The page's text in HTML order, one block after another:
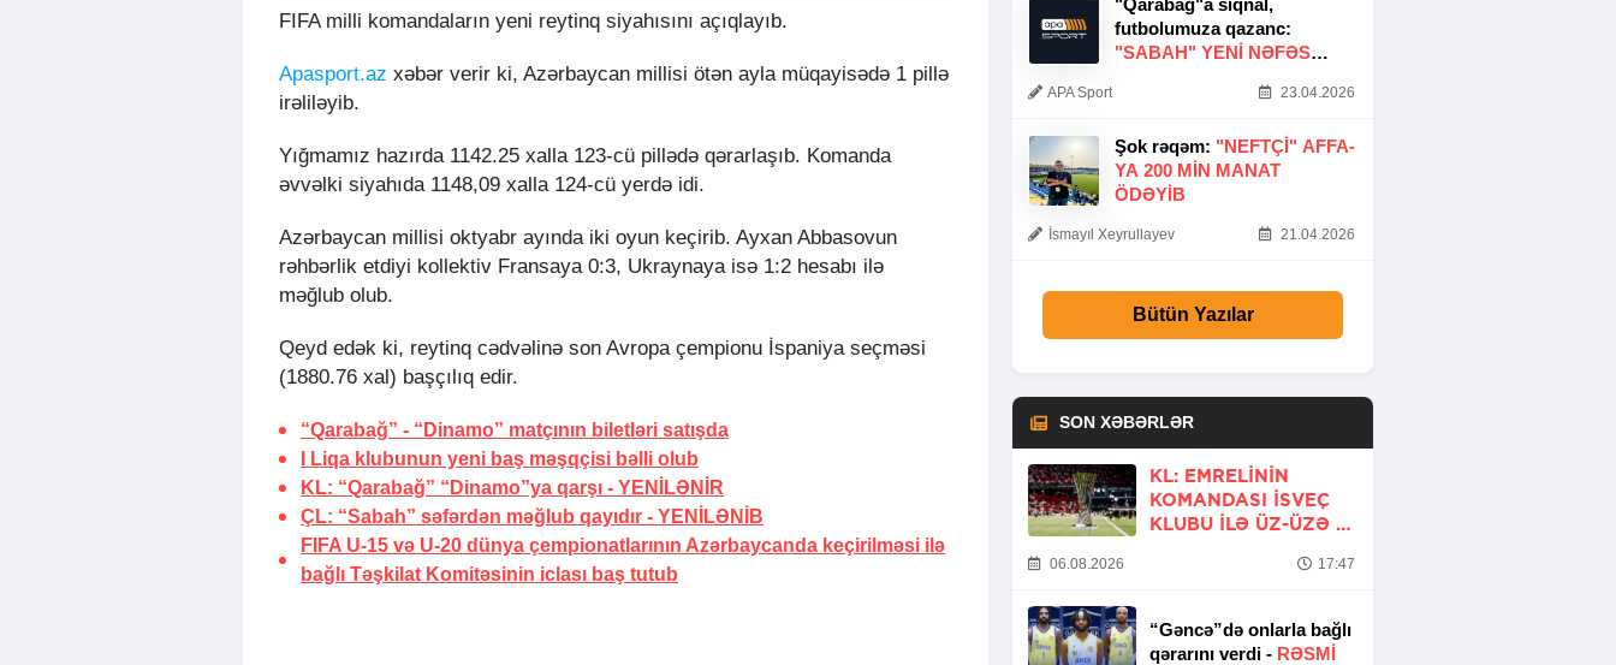
FIFA milli komandaların yeni reytinq siyahısını açıqlayıb.
Apasport.az xəbər verir ki, Azərbaycan millisi ötən ayla müqayisədə 1 pillə
irəliləyib.
Yığmamız hazırda 1142.25 xalla 123-cü pillədə qərarlaşıb. Komanda
əvvəlki siyahıda 1148,09 xalla 124-cü yerdə idi.
Azərbaycan millisi oktyabr ayında iki oyun keçirib. Ayxan Abbasovun
rəhbərlik etdiyi kollektiv Fransaya 0:3, Ukraynaya isə 1:2 hesabı ilə
məğlub olub.
Qeyd edək ki, reytinq cədvəlinə son Avropa çempionu İspaniya seçməsi
(1880.76 xal) başçılıq edir.
“Qarabağ” - “Dinamo” matçının biletləri satışda
I Liqa klubunun yeni baş məşqçisi bəlli olub
KL: “Qarabağ” “Dinamo”ya qarşı - YENİLƏNİR
ÇL: “Sabah” səfərdən məğlub qayıdır - YENİLƏNİB
FIFA U-15 və U-20 dünya çempionatlarının Azərbaycanda keçirilməsi ilə
bağlı Təşkilat Komitəsinin iclası baş tutub
"Qarabağ"a siqnal,
futbolumuza qazanc:
"SABAH" YENI NƏFƏS
APA Sport 23.04.2026
Şok rəqəm: "NEFTÇI" AFFA-
YA 200 MIN MANAT
ÖDƏYIB
İsmayıl Xeyrullayev 21.04.2026
Bütün Yazılar
SON XƏBƏRLƏR
KL: EMRELININ
KOMANDASI İSVEÇ
KLUBU ILƏ ÜZ-ÜZƏ -
06.08.2026 17:47
“Gəncə”də onlarla bağlı
qərarını verdi - RƏSMİ